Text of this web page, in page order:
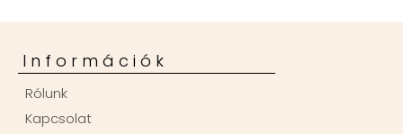
Információk
Rólunk
Kapcsolat